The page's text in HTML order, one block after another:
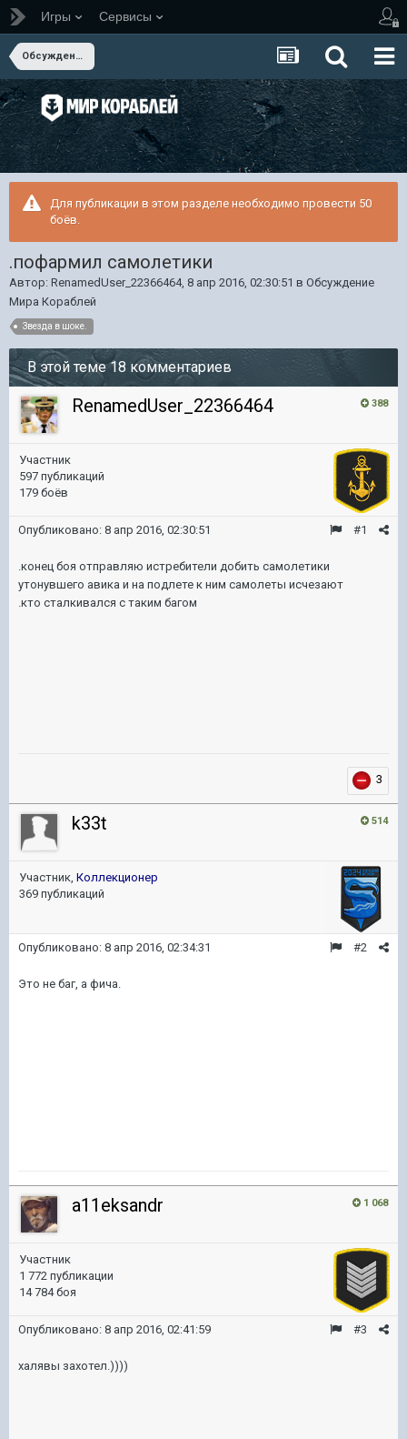
Игры Сервисы
Обсуждение Мира Кораблей
Для публикации в этом разделе необходимо провести 50
боёв.
.пофармил самолетики
Автор: RenamedUser_22366464, 8 апр 2016, 02:30:51 в Обсуждение
Мира Кораблей
Звезда в шоке.
В этой теме 18 комментариев
388
RenamedUser_22366464
Участник
597 публикаций
179 боёв
#1
Опубликовано: 8 апр 2016, 02:30:51
.конец боя отправляю истребители добить самолетики
утонувшего авика и на подлете к ним самолеты исчезают
.кто сталкивался с таким багом
3
514
k33t
Участник, Коллекционер
369 публикаций
#2
Опубликовано: 8 апр 2016, 02:34:31
Это не баг, а фича.
1 068
a11eksandr
Участник
1 772 публикации
14 784 боя
#3
Опубликовано: 8 апр 2016, 02:41:59
халявы захотел.))))